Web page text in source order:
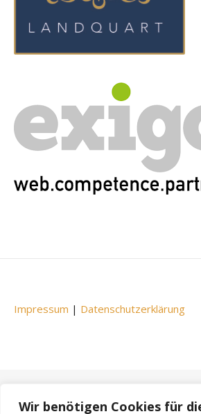
Wir benötigen Cookies für
Impressum | Datenschutzerklärung